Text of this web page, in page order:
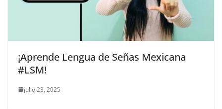
¡Aprende Lengua de Señas Mexicana
#LSM!
julio 23, 2025